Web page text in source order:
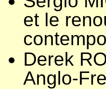
et le
Derek
Anglo-